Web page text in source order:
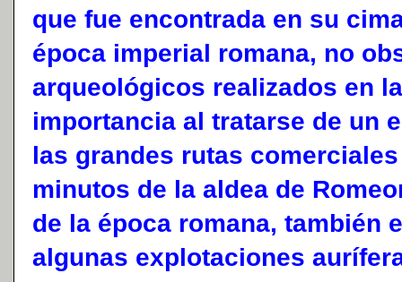
que fue encontrada en su
época imperial romana, no
arqueológicos realizados en
importancia al tratarse de un
las grandes rutas
minutos de la aldea de
de la época romana, también
algunas explotaciones